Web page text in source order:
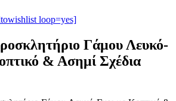
loop=yes]
Γάμου Λευκό-
& Ασημί Σχέδια